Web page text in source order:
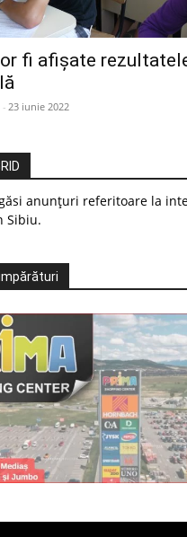
fi afișate
- 23 iunie 2022
anunțuri referitoare la
Sibiu.